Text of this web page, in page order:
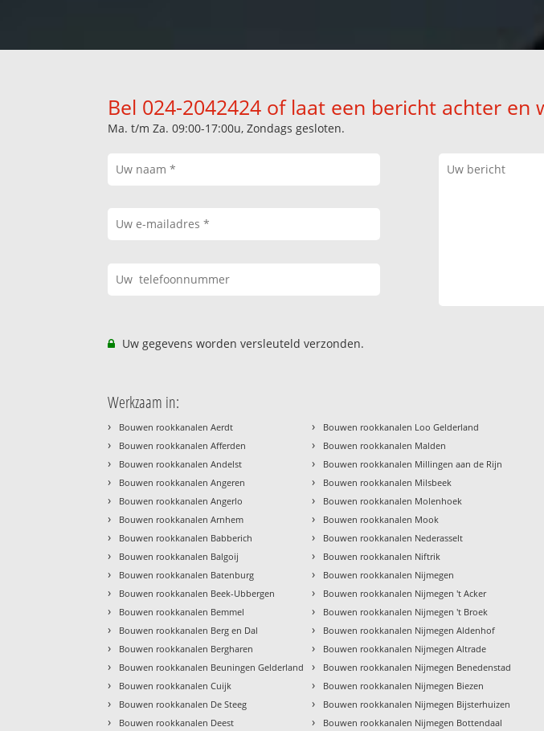
Bel 024-2042424 of laat een bericht achter
Ma. t/m Za. 09:00-17:00u, Zondags gesloten.
Uw gegevens worden versleuteld verzonden.
Werkzaam in:
› Bouwen rookkanalen Aerdt
› Bouwen rookkanalen Afferden
› Bouwen rookkanalen Andelst
› Bouwen rookkanalen Angeren
› Bouwen rookkanalen Angerlo
› Bouwen rookkanalen Arnhem
› Bouwen rookkanalen Babberich
› Bouwen rookkanalen Balgoij
› Bouwen rookkanalen Batenburg
› Bouwen rookkanalen Beek-Ubbergen
› Bouwen rookkanalen Bemmel
› Bouwen rookkanalen Berg en Dal
› Bouwen rookkanalen Bergharen
› Bouwen rookkanalen Beuningen Gelderland
› Bouwen rookkanalen Cuijk
› Bouwen rookkanalen De Steeg
› Bouwen rookkanalen Deest
› Bouwen rookkanalen Loo Gelderland
› Bouwen rookkanalen Malden
› Bouwen rookkanalen Millingen aan de Rijn
› Bouwen rookkanalen Milsbeek
› Bouwen rookkanalen Molenhoek
› Bouwen rookkanalen Mook
› Bouwen rookkanalen Nederasselt
› Bouwen rookkanalen Niftrik
› Bouwen rookkanalen Nijmegen
› Bouwen rookkanalen Nijmegen 't Acker
› Bouwen rookkanalen Nijmegen 't Broek
› Bouwen rookkanalen Nijmegen Aldenhof
› Bouwen rookkanalen Nijmegen Altrade
› Bouwen rookkanalen Nijmegen Benedenstad
› Bouwen rookkanalen Nijmegen Biezen
› Bouwen rookkanalen Nijmegen Bijsterhuizen
› Bouwen rookkanalen Nijmegen Bottendaal